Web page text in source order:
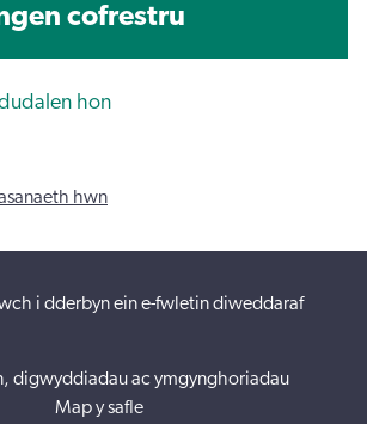
cofrestru
hon
hwn
i dderbyn ein e-fwletin diweddaraf
digwyddiadau ac ymgynghoriadau
Map y safle